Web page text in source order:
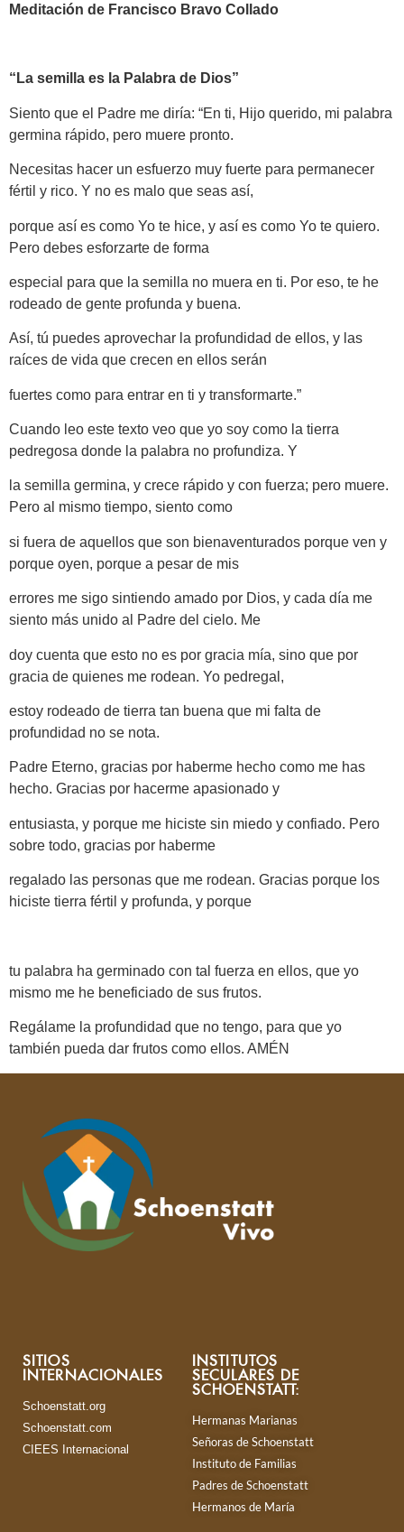
Meditación de Francisco Bravo Collado
“La semilla es la Palabra de Dios”
Siento que el Padre me diría: “En ti, Hijo querido, mi palabra
germina rápido, pero muere pronto.
Necesitas hacer un esfuerzo muy fuerte para permanecer
fértil y rico. Y no es malo que seas así,
porque así es como Yo te hice, y así es como Yo te quiero.
Pero debes esforzarte de forma
especial para que la semilla no muera en ti. Por eso, te he
rodeado de gente profunda y buena.
Así, tú puedes aprovechar la profundidad de ellos, y las
raíces de vida que crecen en ellos serán
fuertes como para entrar en ti y transformarte.”
Cuando leo este texto veo que yo soy como la tierra
pedregosa donde la palabra no profundiza. Y
la semilla germina, y crece rápido y con fuerza; pero muere.
Pero al mismo tiempo, siento como
si fuera de aquellos que son bienaventurados porque ven y
porque oyen, porque a pesar de mis
errores me sigo sintiendo amado por Dios, y cada día me
siento más unido al Padre del cielo. Me
doy cuenta que esto no es por gracia mía, sino que por
gracia de quienes me rodean. Yo pedregal,
estoy rodeado de tierra tan buena que mi falta de
profundidad no se nota.
Padre Eterno, gracias por haberme hecho como me has
hecho. Gracias por hacerme apasionado y
entusiasta, y porque me hiciste sin miedo y confiado. Pero
sobre todo, gracias por haberme
regalado las personas que me rodean. Gracias porque los
hiciste tierra fértil y profunda, y porque
tu palabra ha germinado con tal fuerza en ellos, que yo
mismo me he beneficiado de sus frutos.
Regálame la profundidad que no tengo, para que yo
también pueda dar frutos como ellos. AMÉN
SITIOS
INTERNACIONALES
Schoenstatt.org
Schoenstatt.com
CIEES Internacional
INSTITUTOS
SECULARES DE
SCHOENSTATT:
Hermanas Marianas
Señoras de Schoenstatt
Instituto de Familias
Padres de Schoenstatt
Hermanos de María